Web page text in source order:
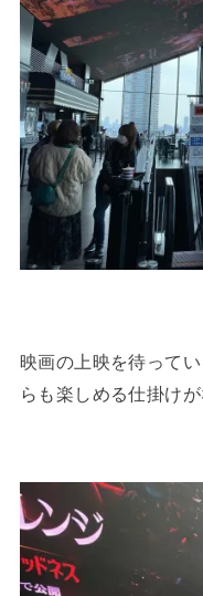
映画の上映を待って
らも楽しめる仕掛けが